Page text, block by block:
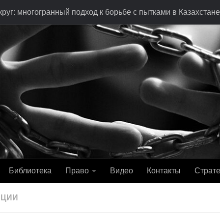
многогранный подход к борьбе с пытками в Казахстане
Библиотека Право Видео Контакты